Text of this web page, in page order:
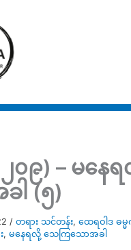
၀၉) – မနေ
ါ (၅)
/ တရား သင်တန်း, ထေရဝါဒ ဓမ္မ
, မနေရလို့ သေကြသောအခါ